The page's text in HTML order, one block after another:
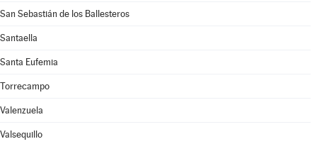
San Sebastián de los Ballesteros
Santaella
Santa Eufemia
Torrecampo
Valenzuela
Valsequillo